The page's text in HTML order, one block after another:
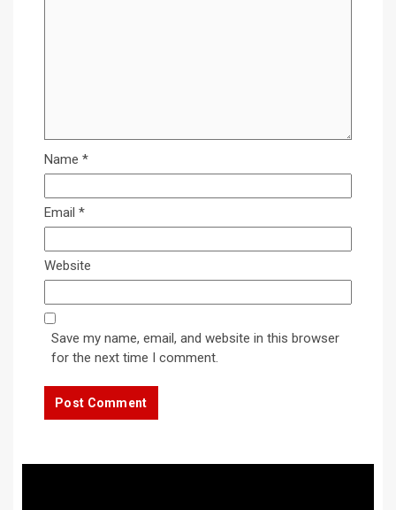
Name *
Email *
Website
Save my name, email, and website in this browser
for the next time I comment.